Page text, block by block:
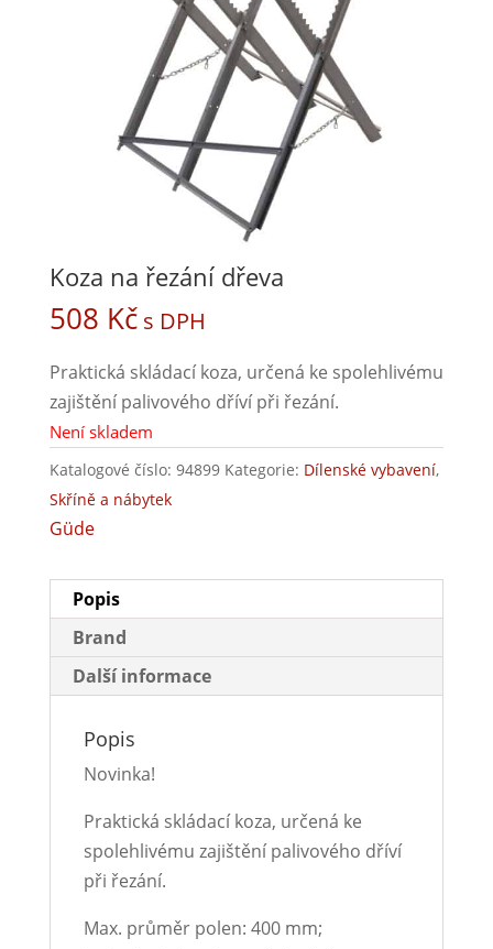
Koza na řezání dřeva
508 Kč s DPH
Praktická skládací koza, určená ke spolehlivému
zajištění palivového dříví při řezání.
Není skladem
Katalogové číslo: 94899 Kategorie: Dílenské vybavení,
Skříně a nábytek
Güde
Popis
Brand
Další informace
Popis
Novinka!
Praktická skládací koza, určená ke
spolehlivému zajištění palivového dříví
při řezání.
Max. průměr polen: 400 mm;